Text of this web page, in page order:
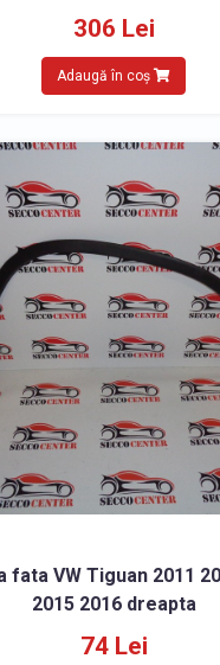
306 Lei
Adaugă în coș
fata VW Tiguan 2011
2015 2016 dreapta
74 Lei